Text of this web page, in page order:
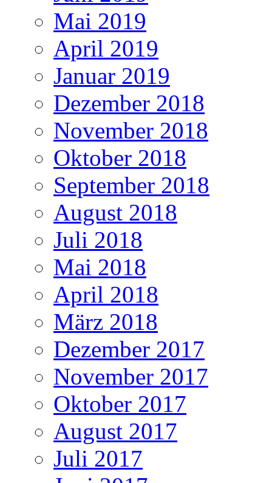
Mai 2019
April 2019
Januar 2019
Dezember 2018
November 2018
Oktober 2018
September 2018
August 2018
Juli 2018
Mai 2018
April 2018
März 2018
Dezember 2017
November 2017
Oktober 2017
August 2017
Juli 2017